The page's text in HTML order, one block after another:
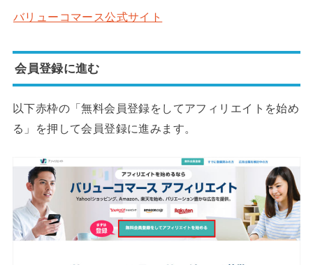
バリューコマース公式サイト
会員登録に進む
以下赤枠の「無料会員登録をしてアフィリエイトを始め
る」を押して会員登録に進みます。